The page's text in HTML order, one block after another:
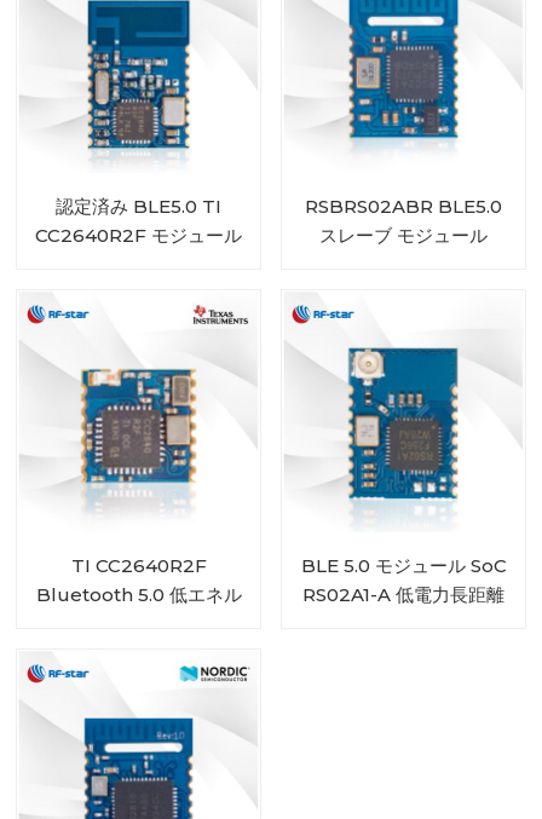
認定済み BLE5.0 TI
CC2640R2F モジュール
RSBRS02ABR BLE5.0
スレーブ モジュール
TI CC2640R2F
Bluetooth 5.0 低エネル
BLE 5.0 モジュール SoC
RS02A1-A 低電力長距離